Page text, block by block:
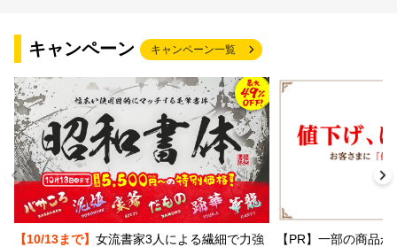
文字種類
価格帯
〜
リセット
キャンペーン キャンペーン一覧
【10/13まで】 女流書家3人による繊細で力強
【PR】一部の商品